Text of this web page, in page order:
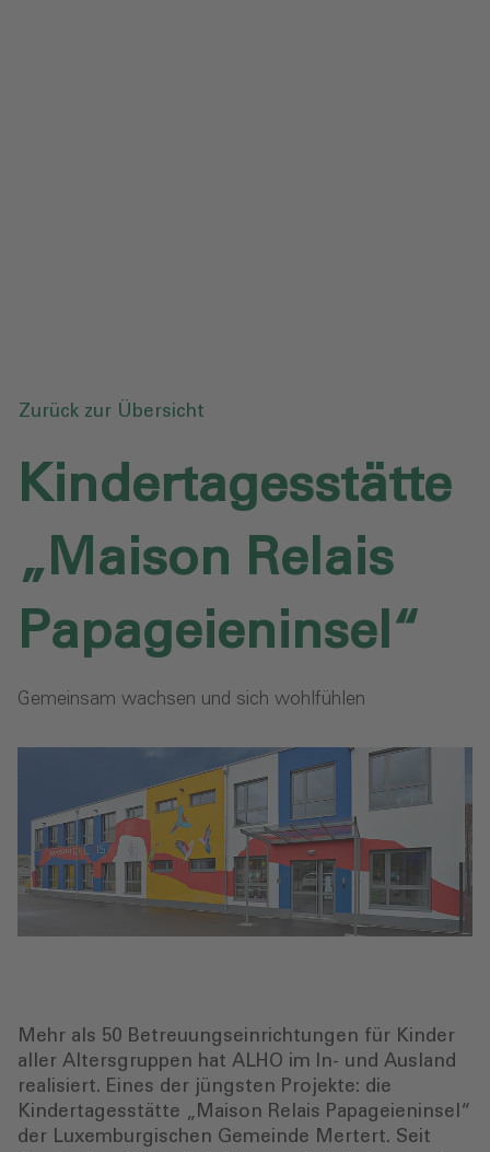
Zurück zur Übersicht
Kindertagesstätte
„Maison Relais
Papageieninsel“
Gemeinsam wachsen und sich wohlfühlen
Mehr als 50 Betreuungseinrichtungen für Kinder
aller Altersgruppen hat ALHO im In- und Ausland
realisiert. Eines der jüngsten Projekte: die
Kindertagesstätte „Maison Relais Papageieninsel“
der Luxemburgischen Gemeinde Mertert. Seit